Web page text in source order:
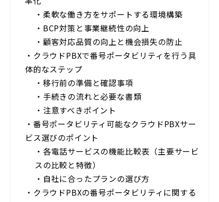
・ 柔軟な働き方をサポートする環境構築
・ BCP対策と事業継続性の向上
・ 顧客対応品質の向上と機会損失の防止
・ クラウドPBXで番号ポータビリティを行う具
体的なステップ
・ 移行前の準備と確認事項
・ 手続きの流れと必要な書類
・ 注意すべきポイント
・ 番号ポータビリティ可能なクラウドPBXサー
ビス選びのポイント
・ 各電話サービスの機能比較表（主要サービ
スの比較と特徴）
・ 自社に合ったプランの選び方
・ クラウドPBXの番号ポータビリティに関する